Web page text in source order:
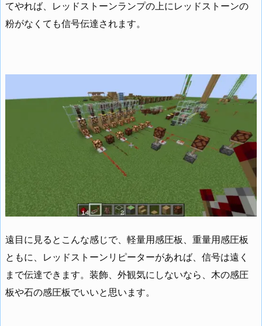
てやれば、レッドストーンランプの上にレッドストーンの
粉がなくても信号伝達されます。
遠目に見るとこんな感じで、軽量用感圧板、重量用感圧板
ともに、レッドストーンリピーターがあれば、信号は遠く
まで伝達できます。装飾、外観気にしないなら、木の感圧
板や石の感圧板でいいと思います。